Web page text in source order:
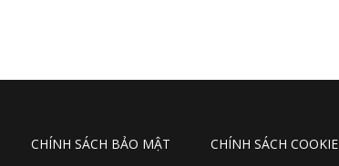
CHÍNH SÁCH BẢO MẬT CHÍNH SÁCH COOKIE